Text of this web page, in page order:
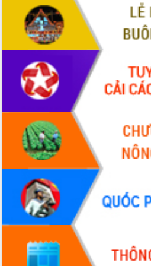
ứng để giữ vững thị trường xuất khẩu
Diễn đàn Kinh tế tư nhân Việt Nam đột
phá cơ chế - Hợp tác công tư
Đề án 06 tạo bước ngoặt đột phá trong
cải cách hành chính tỉnh Đắk Lắk
Kết nối tour, đẩy mạnh chuyển đổi số
để phát triển du lịch Đắk Lắk
Khởi động Dự án Đầu tư xây dựng hạ
tầng kỹ thuật Cụm công nghiệp Tân
Gặp mặt các cơ quan báo chí nhân Kỷ
niệm 101 năm Ngày Báo chí Cách
mạng Việt Nam
Đắk Lắk sơ kết 4 năm triển khai thực
hiện Đề án 06 của Chính phủ
Họp báo thông tin về Hội nghị Công bố
Quy hoạch và Xúc tiến đầu tư tỉnh Đắk
Lắk
Khơi thông điểm nghẽn, đẩy nhanh
giải ngân vốn khắc phục thiên tai